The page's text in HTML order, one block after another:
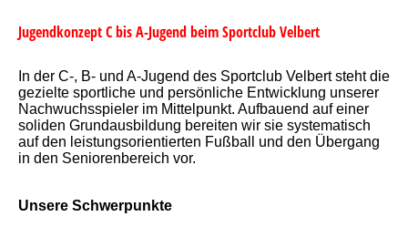
Jugendkonzept C bis A-Jugend beim Sportclub Velbert
In der C-, B- und A-Jugend des Sportclub Velbert steht die
gezielte sportliche und persönliche Entwicklung unserer
Nachwuchsspieler im Mittelpunkt. Aufbauend auf einer
soliden Grundausbildung bereiten wir sie systematisch
auf den leistungsorientierten Fußball und den Übergang
in den Seniorenbereich vor.
Unsere Schwerpunkte